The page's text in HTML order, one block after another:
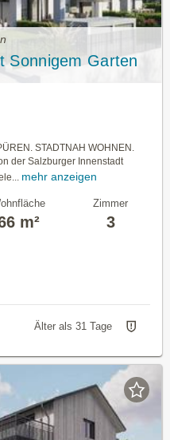
Sonnigem Garten
STADTNAH WOHNEN.
der Salzburger Innenstadt
mehr anzeigen
m²
Zimmer
3
Älter als 31 Tage